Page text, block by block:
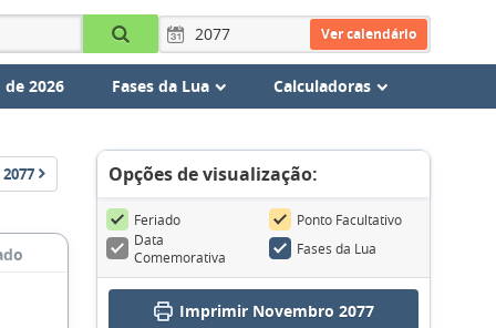
Ver calendário
2026 Fases da Lua Calculadoras
2077 Opções de visualização:
Feriado
Ponto Facultativo
Data
Comemorativa
Fases da Lua
Imprimir Novembro 2077